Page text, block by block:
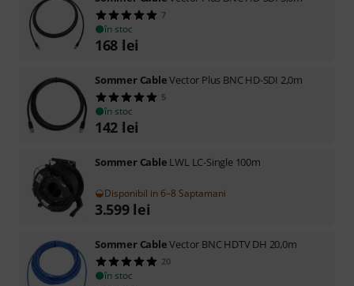
7
în stoc
168 lei
Sommer CableVector Plus BNC HD-SDI 2,0m
5
în stoc
142 lei
Sommer Cable LWL LC-Single 100m
Disponibil in 6–8 Saptamani
3.599 lei
Sommer CableVector BNC HDTV DH 20,0m
20
în stoc